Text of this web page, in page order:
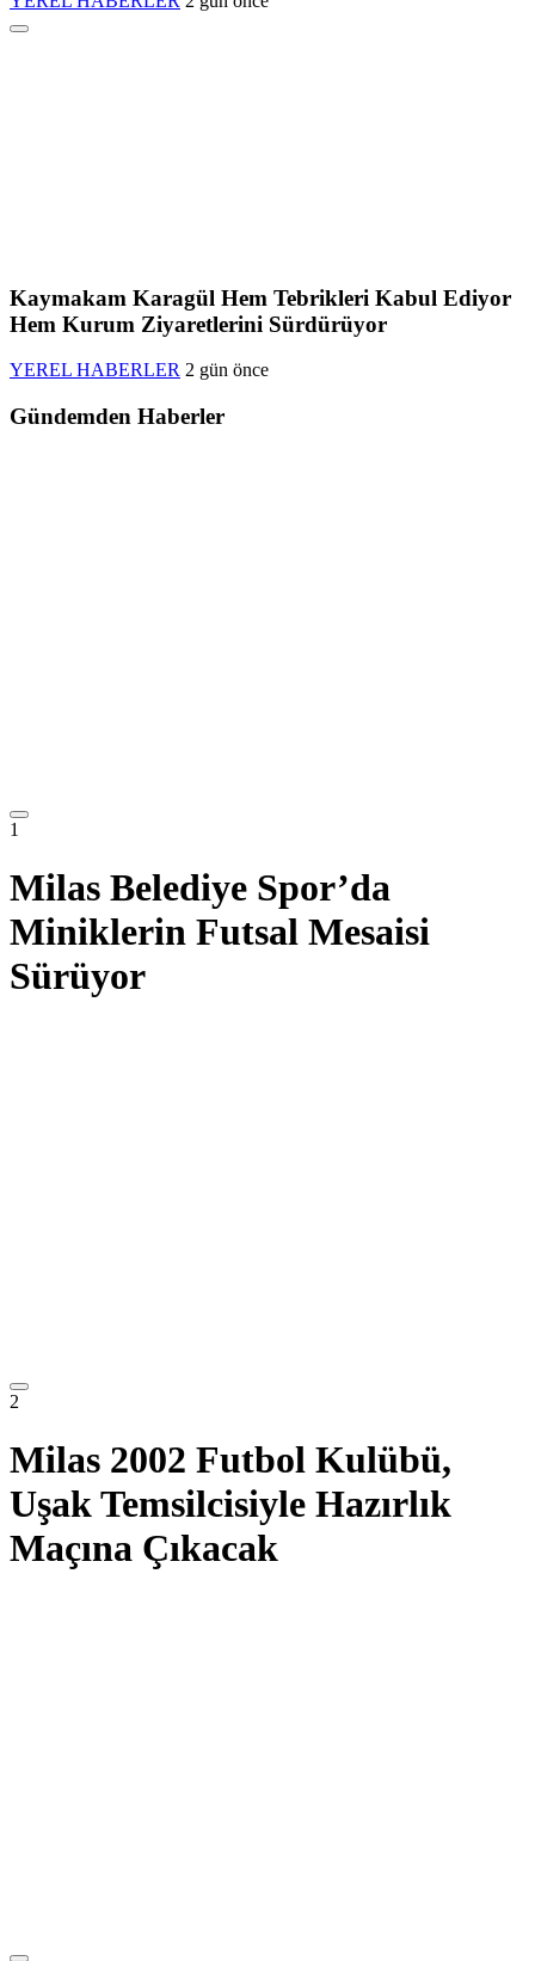
Kaymakam Karagül Hem Tebrikleri Kabul Ediyor
Hem Kurum Ziyaretlerini Sürdürüyor
YEREL HABERLER 2 gün önce
Gündemden Haberler
1
Milas Belediye Spor’da
Miniklerin Futsal Mesaisi
Sürüyor
2
Milas 2002 Futbol Kulübü,
Uşak Temsilcisiyle Hazırlık
Maçına Çıkacak